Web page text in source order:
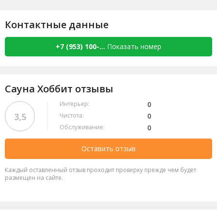
Контактные данные
+7 (953) 100-... Показать номер
Сауна Хоббит отзывы
3,5
Интерьер: 0
Чистота: 0
Обслуживание: 0
Оставить отзыв
Каждый оставленный отзыв проходит проверку прежде чем будет
размещен на сайте.